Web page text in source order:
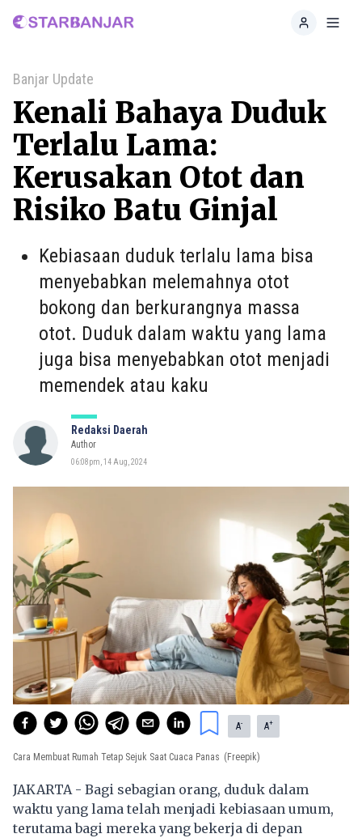
Home
Banjar Update
Kenali Bahaya Duduk
Terlalu Lama:
Kerusakan Otot dan
Risiko Batu Ginjal
Kebiasaan duduk terlalu lama bisa
menyebabkan melemahnya otot
bokong dan berkurangnya massa
otot. Duduk dalam waktu yang lama
juga bisa menyebabkan otot menjadi
memendek atau kaku
Redaksi Daerah
Author
06:08pm, 14 Aug, 2024
A- A+
Cara Membuat Rumah Tetap Sejuk Saat Cuaca Panas (Freepik)
JAKARTA - Bagi sebagian orang, duduk dalam
waktu yang lama telah menjadi kebiasaan umum,
terutama bagi mereka yang bekerja di depan